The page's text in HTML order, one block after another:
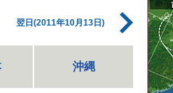
翌日(2011年10月13日)
沖縄